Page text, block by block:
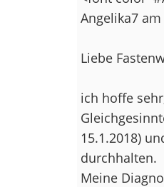
Angelika7
Liebe
ich hoffe
15.1.2018)
durchhalten.
Meine